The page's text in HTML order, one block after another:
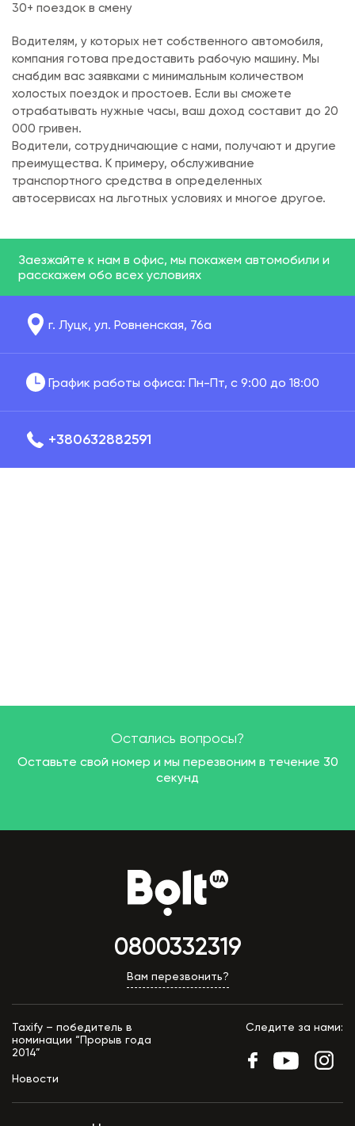
30+ поездок в смену
Водителям, у которых нет собственного автомобиля,
компания готова предоставить рабочую машину. Мы
снабдим вас заявками с минимальным количеством
холостых поездок и простоев. Если вы сможете
отрабатывать нужные часы, ваш доход составит до 20
000 гривен.
Водители, сотрудничающие с нами, получают и другие
преимущества. К примеру, обслуживание
транспортного средства в определенных
автосервисах на льготных условиях и многое другое.
Заезжайте к нам в офис, мы покажем автомобили и
расскажем обо всех условиях
г. Луцк, ул. Ровненская, 76а
График работы офиса: Пн-Пт, с 9:00 до 18:00
+380632882591
Остались вопросы?
Оставьте свой номер и мы перезвоним в течение 30
секунд
0800332319
Вам перезвонить?
Taxify – победитель в
номинации “Прорыв года
2014”
Новости
Следите за нами: